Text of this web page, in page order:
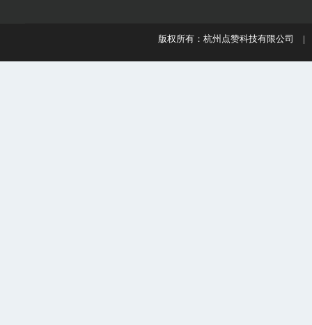
版权所有：杭州点赞科技有限公司